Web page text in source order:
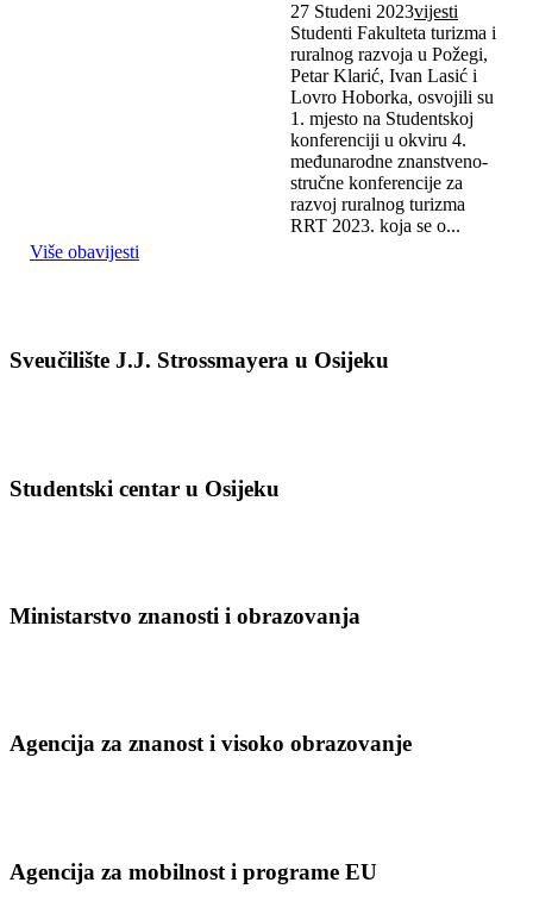
27 Studeni 2023vijesti
Studenti Fakulteta turizma i
ruralnog razvoja u Požegi,
Petar Klarić, Ivan Lasić i
Lovro Hoborka, osvojili su
1. mjesto na Studentskoj
konferenciji u okviru 4.
međunarodne znanstveno-
stručne konferencije za
razvoj ruralnog turizma
RRT 2023. koja se o...
Više obavijesti
Sveučilište J.J. Strossmayera u Osijeku
Studentski centar u Osijeku
Ministarstvo znanosti i obrazovanja
Agencija za znanost i visoko obrazovanje
Agencija za mobilnost i programe EU